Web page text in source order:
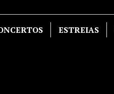
ESTREIAS